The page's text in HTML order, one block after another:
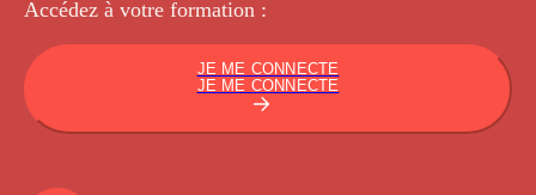
Accédez à votre formation :
JE ME CONNECTE
JE ME CONNECTE